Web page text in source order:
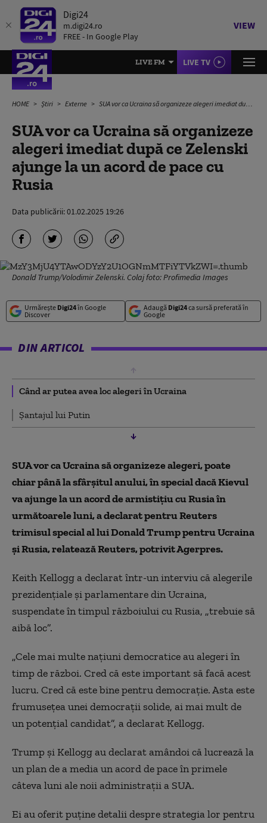
Digi24
m.digi24.ro
FREE - In Google Play
VIEW
LIVE FM LIVE TV
HOME Știri Externe SUA vor ca Ucraina să organizeze alegeri imediat după ce Zelenski ajunge la un acord de pace cu Rusia
SUA vor ca Ucraina să organizeze
alegeri imediat după ce Zelenski
ajunge la un acord de pace cu
Rusia
Data publicării:01.02.2025 19:26
Donald Trump/Volodimir Zelenski. Colaj foto: Profimedia Images
Urmărește Digi24în Google
Discover
Adaugă Digi24ca sursă preferată în
Google
DIN ARTICOL
Când ar putea avea loc alegeri în Ucraina
Șantajul lui Putin
SUA vor ca Ucraina să organizeze alegeri, poate
chiar până la sfârşitul anului, în special dacă Kievul
va ajunge la un acord de armistiţiu cu Rusia în
următoarele luni, a declarat pentru Reuters
trimisul special al lui Donald Trump pentru Ucraina
şi Rusia, relatează Reuters, potrivit Agerpres.
Keith Kellogg a declarat într-un interviu că alegerile
prezidenţiale şi parlamentare din Ucraina,
suspendate în timpul războiului cu Rusia, „trebuie să
aibă loc”.
„Cele mai multe naţiuni democratice au alegeri în
timp de război. Cred că este important să facă acest
lucru. Cred că este bine pentru democraţie. Asta este
frumuseţea unei democraţii solide, ai mai mult de
un potenţial candidat”, a declarat Kellogg.
Trump şi Kellogg au declarat amândoi că lucrează la
un plan de a media un acord de pace în primele
câteva luni ale noii administraţii a SUA.
Ei au oferit puţine detalii despre strategia lor pentru